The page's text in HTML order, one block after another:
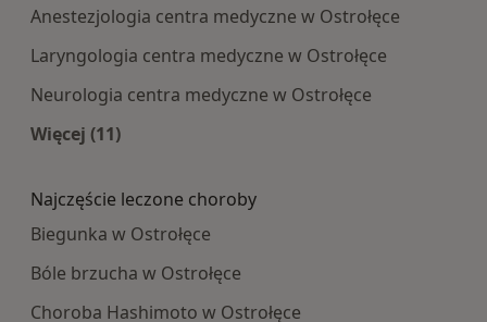
Anestezjologia centra medyczne w Ostrołęce
Laryngologia centra medyczne w Ostrołęce
Neurologia centra medyczne w Ostrołęce
Więcej (11)
Najczęście leczone choroby
Biegunka w Ostrołęce
Bóle brzucha w Ostrołęce
Choroba Hashimoto w Ostrołęce